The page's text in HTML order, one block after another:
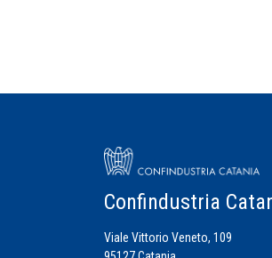
Confindustria
Viale Vittorio Veneto, 109